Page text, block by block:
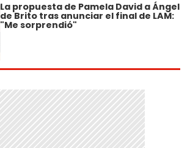
La propuesta de Pamela David a Ángel
de Brito tras anunciar el final de LAM:
"Me sorprendió"